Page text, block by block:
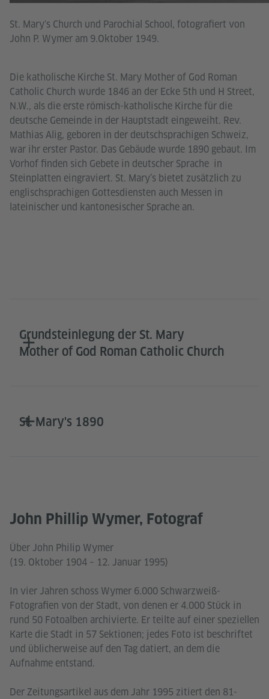
St. Mary's Church und Parochial School, fotografiert von
John P. Wymer am 9.Oktober 1949.
Die katholische Kirche St. Mary Mother of God Roman
Catholic Church wurde 1846 an der Ecke 5th und H Street,
N.W., als die erste römisch-katholische Kirche für die
deutsche Gemeinde in der Hauptstadt eingeweiht. Rev.
Mathias Alig, geboren in der deutschsprachigen Schweiz,
war ihr erster Pastor. Das Gebäude wurde 1890 gebaut. Im
Vorhof finden sich Gebete in deutscher Sprache in
Steinplatten eingraviert. St. Mary’s bietet zusätzlich zu
englischsprachigen Gottesdiensten auch Messen in
lateinischer und kantonesischer Sprache an.
Grundsteinlegung der St. Mary
Mother of God Roman Catholic Church
St. Mary's 1890
John Phillip Wymer, Fotograf
Über John Philip Wymer
(19. Oktober 1904 – 12. Januar 1995)
In vier Jahren schoss Wymer 6.000 Schwarzweiß-
Fotografien von der Stadt, von denen er 4.000 Stück in
rund 50 Fotoalben archivierte. Er teilte auf einer speziellen
Karte die Stadt in 57 Sektionen; jedes Foto ist beschriftet
und üblicherweise auf den Tag datiert, an dem die
Aufnahme entstand.
Der Zeitungsartikel aus dem Jahr 1995 zitiert den 81-